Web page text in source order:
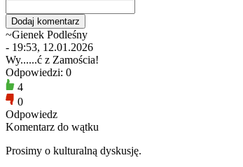
~Gienek Podleśny
- 19:53, 12.01.2026
Wy......ć z Zamościa!
Odpowiedzi: 0
4
0
Odpowiedz
Komentarz do wątku
Prosimy o kulturalną dyskusję.